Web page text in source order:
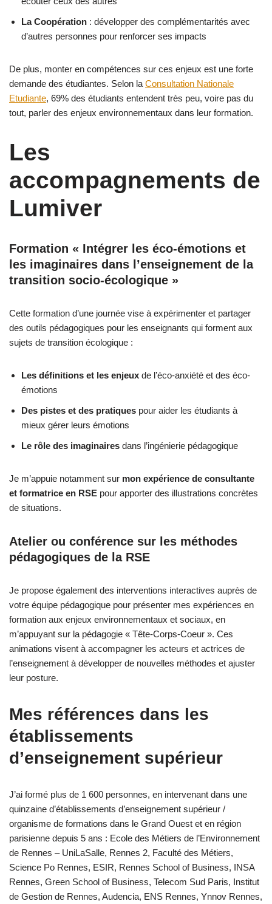
La Coopération : développer des complémentarités avec
d’autres personnes pour renforcer ses impacts
De plus, monter en compétences sur ces enjeux est une forte
demande des étudiantes. Selon la Consultation Nationale
Etudiante, 69% des étudiants entendent très peu, voire pas du
tout, parler des enjeux environnementaux dans leur formation.
Les
accompagnements de
Lumiver
Formation « Intégrer les éco-émotions et
les imaginaires dans l’enseignement de la
transition socio-écologique »
Cette formation d’une journée vise à expérimenter et partager
des outils pédagogiques pour les enseignants qui forment aux
sujets de transition écologique :
Les définitions et les enjeux de l’éco-anxiété et des éco-
émotions
Des pistes et des pratiques pour aider les étudiants à
mieux gérer leurs émotions
Le rôle des imaginaires dans l’ingénierie pédagogique
Je m’appuie notamment sur mon expérience de consultante
et formatrice en RSE pour apporter des illustrations concrètes
de situations.
Atelier ou conférence sur les méthodes
pédagogiques de la RSE
Je propose également des interventions interactives auprès de
votre équipe pédagogique pour présenter mes expériences en
formation aux enjeux environnementaux et sociaux, en
m’appuyant sur la pédagogie « Tête-Corps-Coeur ». Ces
animations visent à accompagner les acteurs et actrices de
l’enseignement à développer de nouvelles méthodes et ajuster
leur posture.
Mes références dans les
établissements
d’enseignement supérieur
J’ai formé plus de 1 600 personnes, en intervenant dans une
quinzaine d’établissements d’enseignement supérieur /
organisme de formations dans le Grand Ouest et en région
parisienne depuis 5 ans : Ecole des Métiers de l’Environnement
de Rennes – UniLaSalle, Rennes 2, Faculté des Métiers,
Science Po Rennes, ESIR, Rennes School of Business, INSA
Rennes, Green School of Business, Telecom Sud Paris, Institut
de Gestion de Rennes, Audencia, ENS Rennes, Ynnov Rennes,